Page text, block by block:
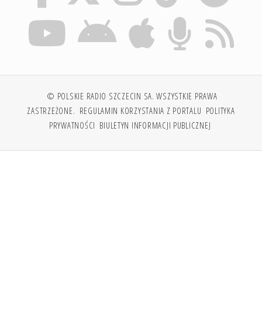
© POLSKIE RADIO SZCZECIN SA. WSZYSTKIE PRAWA
ZASTRZEŻONE. REGULAMIN KORZYSTANIA Z PORTALU POLITYKA
PRYWATNOŚCI BIULETYN INFORMACJI PUBLICZNEJ